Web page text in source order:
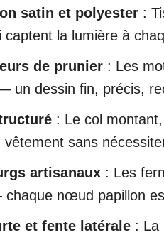
satin et polyester :
captent la lumière à
de prunier : Les
un dessin fin, précis,
: Le col
vêtement sans
artisanaux : Les
nœud papillon
et fente latérale : La